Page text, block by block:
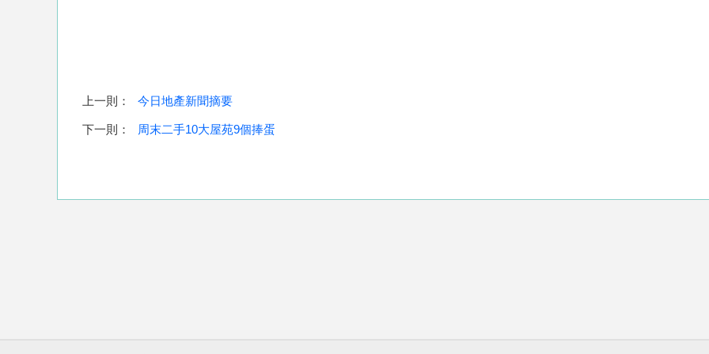
上一則： 今日地產新聞摘要
下一則： 周末二手10大屋苑9個捧蛋